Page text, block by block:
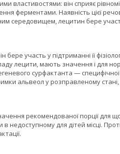
властивостями: він сприяє
ферментами. Наявність цієї
середовищем, лецитин бере
участь у підтриманні її
лецити, мають значення і для
сурфактанта —
альвеол у розправленому стані,
рекомендованої порції для
недоступному для дітей місці.